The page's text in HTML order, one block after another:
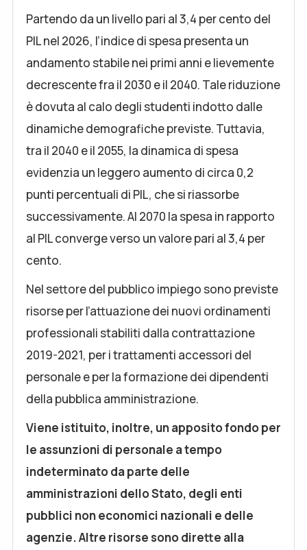
Partendo da un livello pari al 3,4 per cento del
PIL nel 2026, l’indice di spesa presenta un
andamento stabile nei primi anni e lievemente
decrescente fra il 2030 e il 2040. Tale riduzione
è dovuta al calo degli studenti indotto dalle
dinamiche demografiche previste. Tuttavia,
tra il 2040 e il 2055, la dinamica di spesa
evidenzia un leggero aumento di circa 0,2
punti percentuali di PIL, che si riassorbe
successivamente. Al 2070 la spesa in rapporto
al PIL converge verso un valore pari al 3,4 per
cento.
Nel settore del pubblico impiego sono previste
risorse per l’attuazione dei nuovi ordinamenti
professionali stabiliti dalla contrattazione
2019-2021, per i trattamenti accessori del
personale e per la formazione dei dipendenti
della pubblica amministrazione.
Viene istituito, inoltre, un apposito fondo per
le assunzioni di personale a tempo
indeterminato da parte delle
amministrazioni dello Stato, degli enti
pubblici non economici nazionali e delle
agenzie. Altre risorse sono dirette alla